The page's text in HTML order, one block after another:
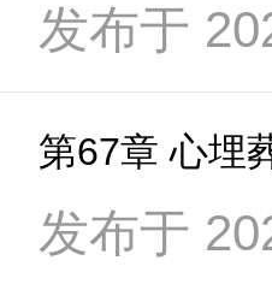
发布于
第67章 心埋
发布于